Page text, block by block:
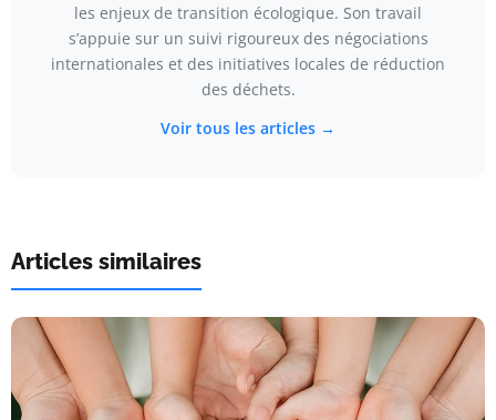
les enjeux de transition écologique. Son travail
s’appuie sur un suivi rigoureux des négociations
internationales et des initiatives locales de réduction
des déchets.
Voir tous les articles →
Articles similaires